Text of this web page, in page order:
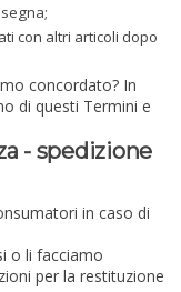
con altri articoli dopo
concordato? In
di questi Termini e
- spedizione
in caso di
o li facciamo
per la restituzione